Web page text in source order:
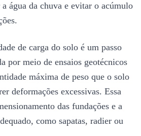
água da chuva e evitar o acúmulo
de carga do solo é um passo
por meio de ensaios geotécnicos
máxima de peso que o solo
deformações excessivas. Essa
das fundações e a
como sapatas, radier ou